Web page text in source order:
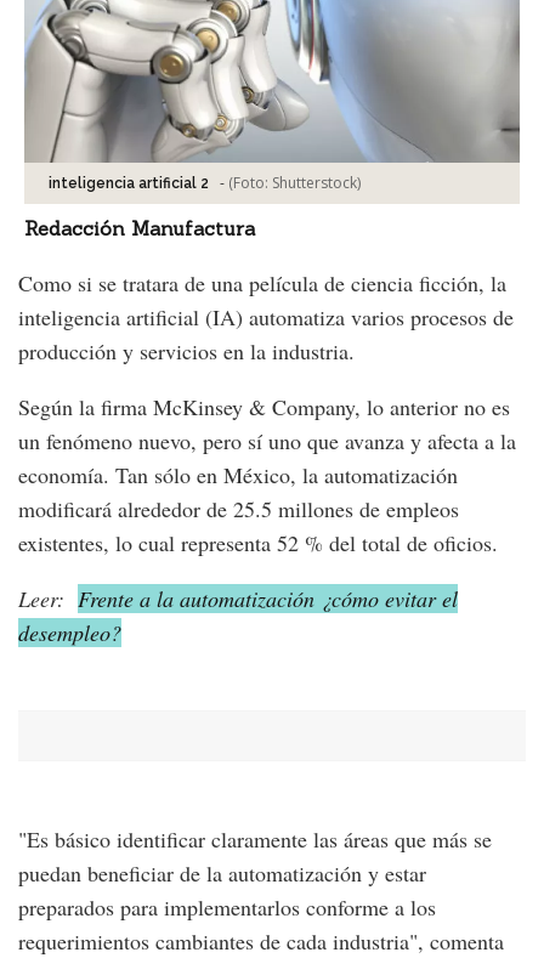
inteligencia artificial 2 - (Foto: Shutterstock)
Redacción Manufactura
Como si se tratara de una película de ciencia ficción, la
inteligencia artificial (IA) automatiza varios procesos de
producción y servicios en la industria.
Según la firma McKinsey & Company, lo anterior no es
un fenómeno nuevo, pero sí uno que avanza y afecta a la
economía. Tan sólo en México, la automatización
modificará alrededor de 25.5 millones de empleos
existentes, lo cual representa 52 % del total de oficios.
Leer: Frente a la automatización ¿cómo evitar el
desempleo?
"Es básico identificar claramente las áreas que más se
puedan beneficiar de la automatización y estar
preparados para implementarlos conforme a los
requerimientos cambiantes de cada industria", comenta